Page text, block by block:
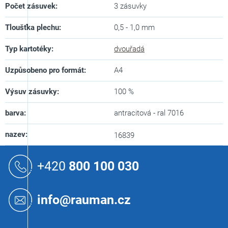
Počet zásuvek: 3 zásuvky
Tloušťka plechu: 0,5 - 1,0 mm
Typ kartotéky: dvouřadá
Uzpůsobeno pro formát: A4
Výsuv zásuvky: 100 %
barva: antracitová - ral 7016
nazev: 16839
+420 800 100 030
info@rauman.cz